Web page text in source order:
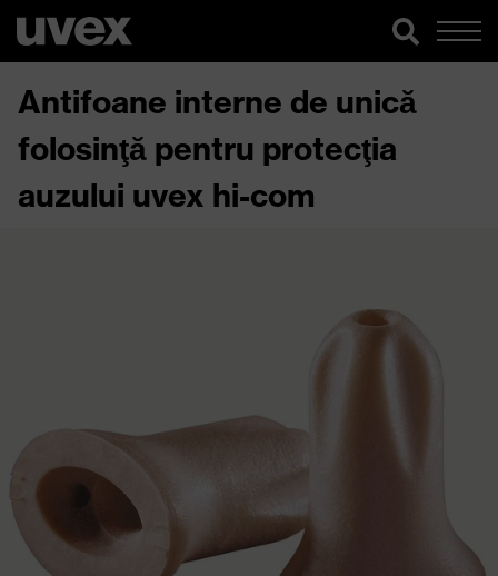
Antifoane interne de unică
folosinţă pentru protecţia
auzului uvex hi-com